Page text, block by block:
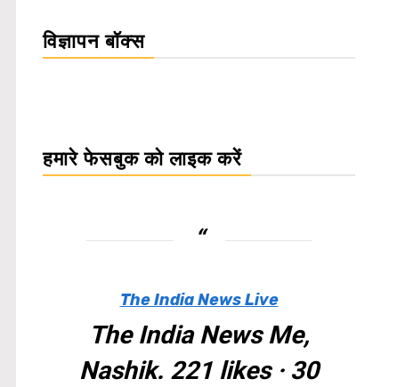
विज्ञापन बॉक्स
हमारे फेसबुक को लाइक करें
The India News Live
The India News Me,
Nashik. 221 likes · 30